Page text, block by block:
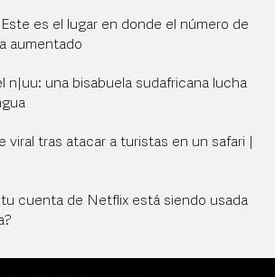
es el lugar en donde el número de
aumentado
n|uu: una bisabuela sudafricana lucha
viral tras atacar a turistas en un safari |
tu cuenta de Netflix está siendo usada